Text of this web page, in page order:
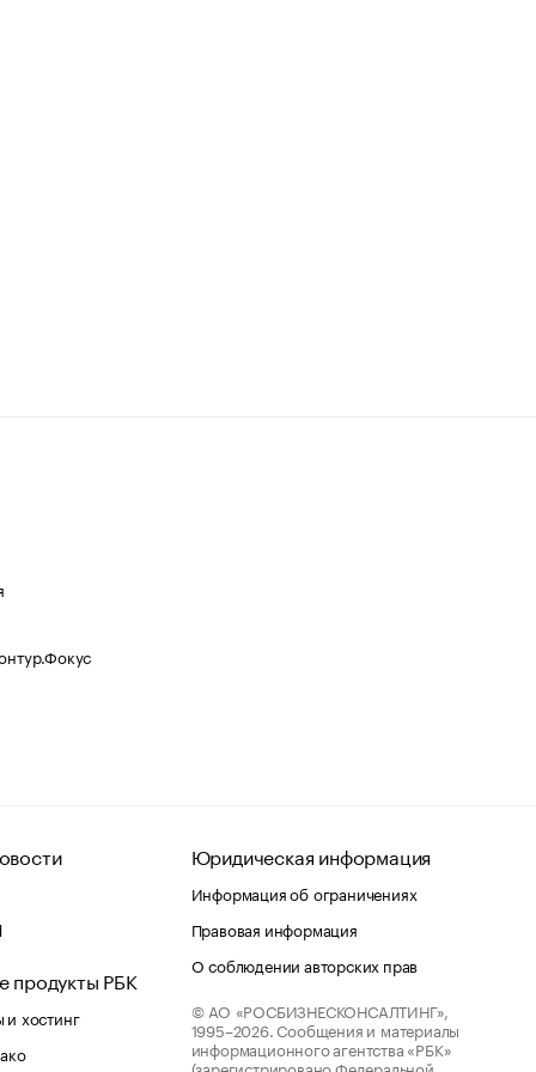
продукты РБК
хостинг
Юридическая информация
Информация об ограничениях
Правовая информация
О соблюдении авторских прав
© АО «РОСБИЗНЕСКОНСАЛТИНГ»,
1995–2026. Сообщения и материалы
информационного агентства «РБК»
(зарегистрировано Федеральной